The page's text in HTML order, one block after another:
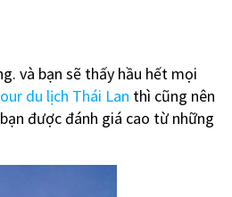
và bạn sẽ thấy hầu hết mọi
du lịch Thái Lan thì cũng nên
được đánh giá cao từ những